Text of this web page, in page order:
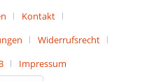
Kontakt
Widerrufsrecht
Impressum